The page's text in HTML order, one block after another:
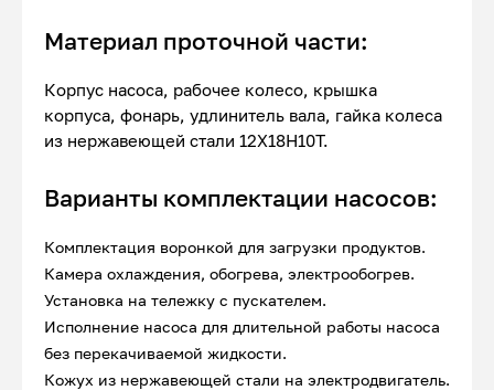
Материал проточной части:
Корпус насоса, рабочее колесо, крышка
корпуса, фонарь, удлинитель вала, гайка колеса
из нержавеющей стали 12Х18Н10Т.
Варианты комплектации насосов:
Комплектация воронкой для загрузки продуктов.
Камера охлаждения, обогрева, электрообогрев.
Установка на тележку с пускателем.
Исполнение насоса для длительной работы насоса
без перекачиваемой жидкости.
Кожух из нержавеющей стали на электродвигатель.